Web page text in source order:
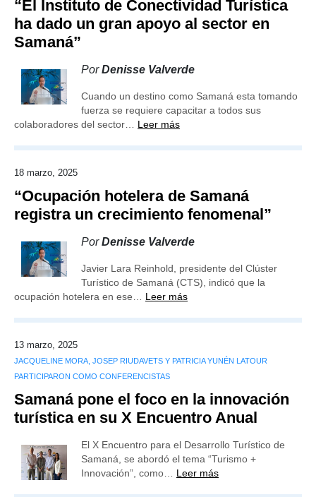
“El Instituto de Conectividad Turística
ha dado un gran apoyo al sector en
Samaná”
PorDenisse Valverde
Cuando un destino como Samaná esta tomando
fuerza se requiere capacitar a todos sus
colaboradores del sector… Leer más
18 marzo, 2025
“Ocupación hotelera de Samaná
registra un crecimiento fenomenal”
PorDenisse Valverde
Javier Lara Reinhold, presidente del Clúster
Turístico de Samaná (CTS), indicó que la
ocupación hotelera en ese… Leer más
13 marzo, 2025
JACQUELINE MORA, JOSEP RIUDAVETS Y PATRICIA YUNÉN LATOUR
PARTICIPARON COMO CONFERENCISTAS
Samaná pone el foco en la innovación
turística en su X Encuentro Anual
El X Encuentro para el Desarrollo Turístico de
Samaná, se abordó el tema “Turismo +
Innovación”, como… Leer más